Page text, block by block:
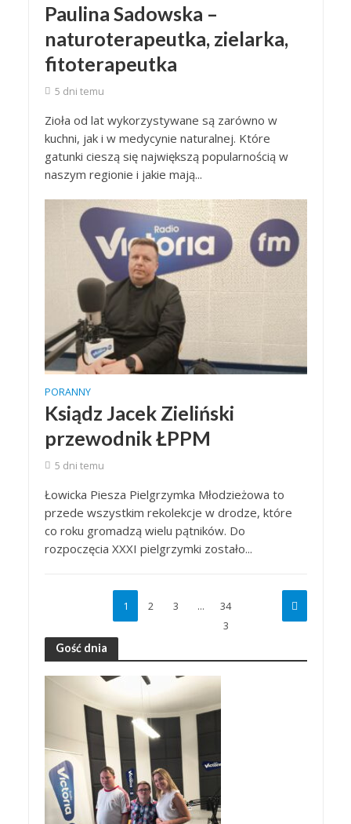
Paulina Sadowska –
naturoterapeutka, zielarka,
fitoterapeutka
5 dni temu
Zioła od lat wykorzystywane są zarówno w
kuchni, jak i w medycynie naturalnej. Które
gatunki cieszą się największą popularnością w
naszym regionie i jakie mają...
PORANNY
Ksiądz Jacek Zieliński
przewodnik ŁPPM
5 dni temu
Łowicka Piesza Pielgrzymka Młodzieżowa to
przede wszystkim rekolekcje w drodze, które
co roku gromadzą wielu pątników. Do
rozpoczęcia XXXI pielgrzymki zostało...
1 2 3 …
34
3
Gość dnia